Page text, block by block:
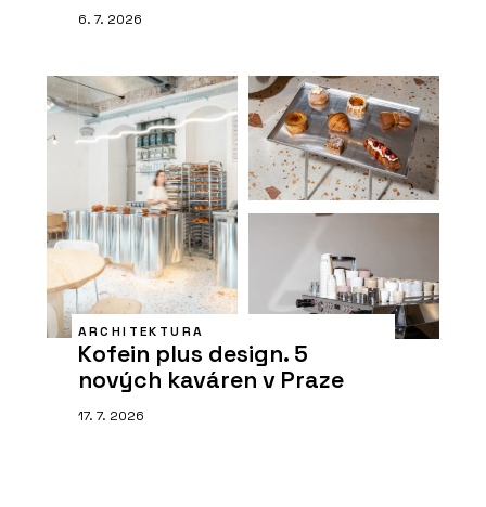
6. 7. 2026
ARCHITEKTURA
Kofein plus design. 5
nových kaváren v Praze
17. 7. 2026